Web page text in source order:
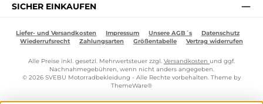
SICHER EINKAUFEN
Liefer- und Versandkosten Impressum Unsere AGB´s
Datenschutz
Wiederrufsrecht
Zahlungsarten Größentabelle Vertrag widerrufen
Alle Preise inkl. gesetzl. Mehrwertsteuer zzgl. Versandkosten und ggf.
Nachnahmegebühren, wenn nicht anders angegeben.
© 2026 SVEBU Motorradbekleidung - Alle Rechte vorbehalten. Theme by
ThemeWare®